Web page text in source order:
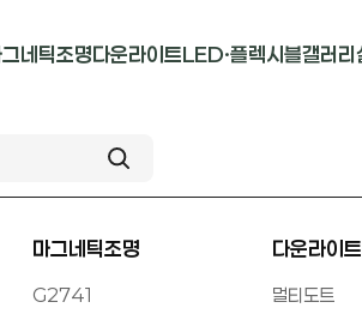
네틱조명
M2824R
다운라이트
원형 COB
사각 COB
LED·플렉시블
바리솔PCB
갤러리
마그네틱조명
G2741
다운라이트
멀티도트